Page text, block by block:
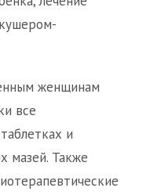
женщинам
все
и
мазей. Также